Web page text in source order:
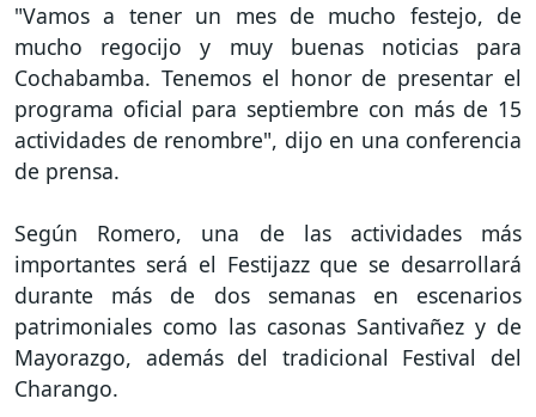
"Vamos a tener un mes de mucho festejo, de
mucho regocijo y muy buenas noticias para
Cochabamba. Tenemos el honor de presentar el
programa oficial para septiembre con más de 15
actividades de renombre", dijo en una conferencia
de prensa.
Según Romero, una de las actividades más
importantes será el Festijazz que se desarrollará
durante más de dos semanas en escenarios
patrimoniales como las casonas Santivañez y de
Mayorazgo, además del tradicional Festival del
Charango.